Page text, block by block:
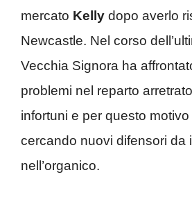
mercato Kelly dopo averlo
Newcastle. Nel corso
Vecchia Signora ha
problemi nel reparto
infortuni e per questo
cercando nuovi difensori da
nell’organico.